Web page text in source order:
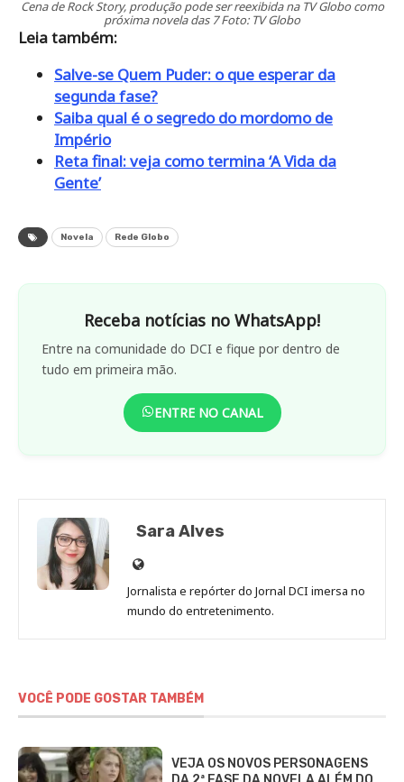
Cena de Rock Story, produção pode ser reexibida na TV Globo como
próxima novela das 7 Foto: TV Globo
Leia também:
Salve-se Quem Puder: o que esperar da
segunda fase?
Saiba qual é o segredo do mordomo de
Império
Reta final: veja como termina ‘A Vida da
Gente’
Novela Rede Globo
Receba notícias no WhatsApp!
Entre na comunidade do DCI e fique por dentro de
tudo em primeira mão.
ENTRE NO CANAL
Sara Alves
Site
de
Sara
Jornalista e repórter do Jornal DCI imersa no
mundo do entretenimento.
VOCÊ PODE GOSTAR TAMBÉM
VEJA OS NOVOS PERSONAGENS